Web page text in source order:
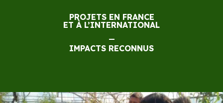
PROJETS EN FRANCE
ET À L’INTERNATIONAL
—
IMPACTS RECONNUS